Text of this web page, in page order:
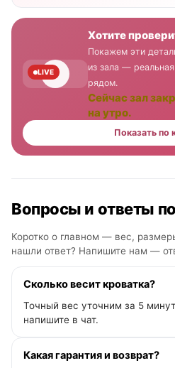
LIVE
Хотите
Покажем эти
из зала —
рядом.
Сейчас зал
на утро.
Показать по
Вопросы и ответы
Коротко о главном — вес,
нашли ответ? Напишите нам —
Сколько весит кроватка?
Точный вес уточним за 5
напишите в чат.
Какая гарантия и возврат?